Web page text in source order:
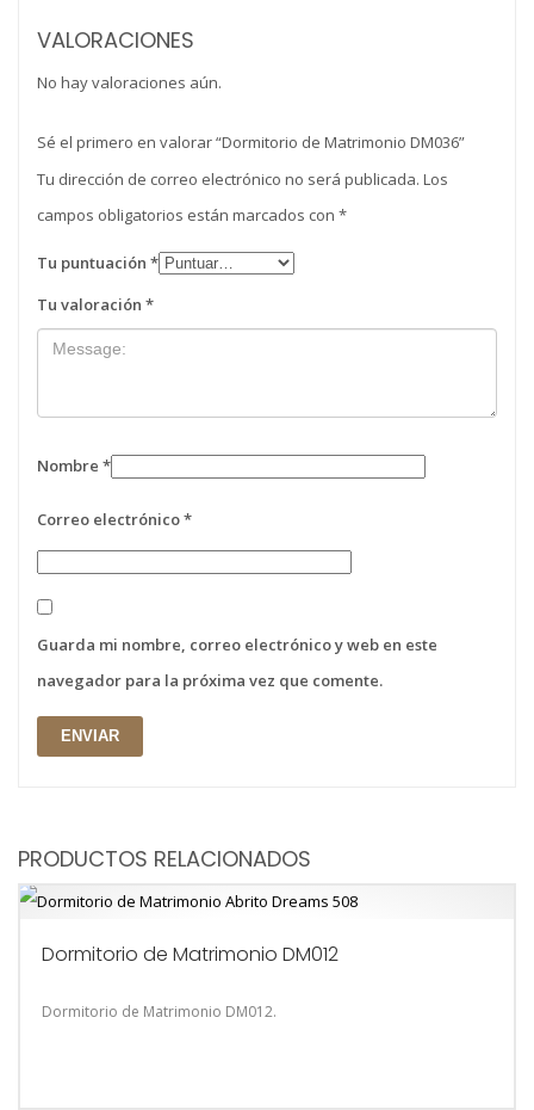
VALORACIONES
No hay valoraciones aún.
Sé el primero en valorar “Dormitorio de Matrimonio DM036”
Tu dirección de correo electrónico no será publicada. Los
campos obligatorios están marcados con *
Tu puntuación *
Tu valoración *
Nombre *
Correo electrónico*
Guarda mi nombre, correo electrónico y web en este
navegador para la próxima vez que comente.
PRODUCTOS RELACIONADOS
Dormitorio de Matrimonio DM012
Dormitorio de Matrimonio DM012.